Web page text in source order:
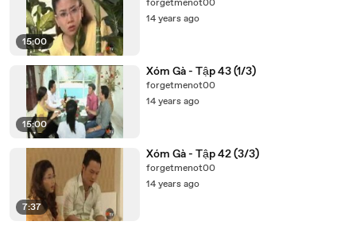
15:00
forgetmenot00
14 years ago
15:00
Xóm Gà - Tập 43 (1/3)
forgetmenot00
14 years ago
7:37
Xóm Gà - Tập 42 (3/3)
forgetmenot00
14 years ago